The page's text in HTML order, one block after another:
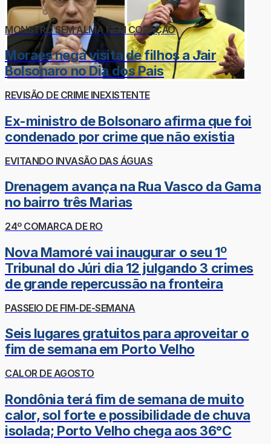
MONSTRO SEM ALMA NEM CORAÇÃO
Moraes nega visita de filhos a Jair
Bolsonaro no Dia dos Pais
REVISÃO DE CRIME INEXISTENTE
Ex-ministro de Bolsonaro afirma que foi
condenado por crime que não existia
EVITANDO INVASÃO DAS ÁGUAS
Drenagem avança na Rua Vasco da Gama
no bairro três Marias
24º COMARCA DE RO
Nova Mamoré vai inaugurar o seu 1º
Tribunal do Júri dia 12 julgando 3 crimes
de grande repercussão na fronteira
PASSEIO DE FIM-DE-SEMANA
Seis lugares gratuitos para aproveitar o
fim de semana em Porto Velho
CALOR DE AGOSTO
Rondônia terá fim de semana de muito
calor, sol forte e possibilidade de chuva
isolada; Porto Velho chega aos 36°C